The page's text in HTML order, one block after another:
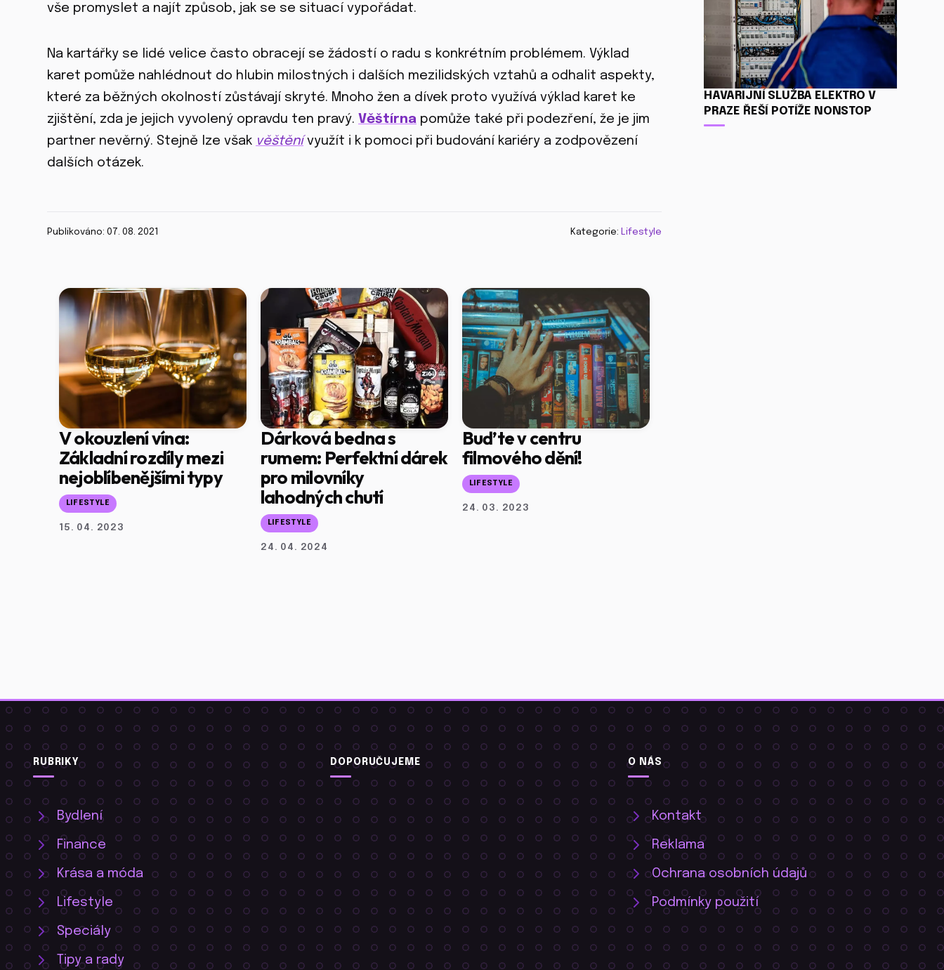
vše promyslet a najít způsob, jak se se situací vypořádat.
Na kartářky se lidé velice často obracejí se žádostí o radu s konkrétním problémem. Výklad
karet pomůže nahlédnout do hlubin milostných i dalších mezilidských vztahů a odhalit aspekty,
které za běžných okolností zůstávají skryté. Mnoho žen a dívek proto využívá výklad karet ke
zjištění, zda je jejich vyvolený opravdu ten pravý. Věštírna pomůže také při podezření, že je jim
partner nevěrný. Stejně lze však věštěnívyužít i k pomoci při budování kariéry a zodpovězení
dalších otázek.
Publikováno: 07. 08. 2021 Kategorie: Lifestyle
V okouzlení vína:
Základní rozdíly mezi
nejoblíbenějšími typy
LIFESTYLE
15. 04. 2023
Dárková bedna s
rumem: Perfektní dárek
pro milovníky
lahodných chutí
LIFESTYLE
24. 04. 2024
Buďte v centru
filmového dění!
LIFESTYLE
24. 03. 2023
HAVARIJNÍ SLUŽBA ELEKTRO V
PRAZE ŘEŠÍ POTÍŽE NONSTOP
RUBRIKY
Bydlení
Finance
Krása a móda
Lifestyle
Speciály
Tipy a rady
DOPORUČUJEME O NÁS
Kontakt
Reklama
Ochrana osobních údajů
Podmínky použití